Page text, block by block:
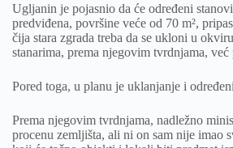
Ugljanin je pojasnio da će određeni
predviđena, površine veće od 70 m²,
čija stara zgrada treba da se ukloni u
stanarima, prema njegovim tvrdnjama, već
Pored toga, u planu je uklanjanje i
Prema njegovim tvrdnjama, nadležno
procenu zemljišta, ali ni on sam nije imao